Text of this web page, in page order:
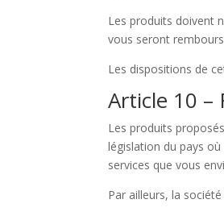
Les produits doivent
vous seront
Les dispositions de
Article 10 –
Les produits
législation du pays
services que vous
Par ailleurs, la société